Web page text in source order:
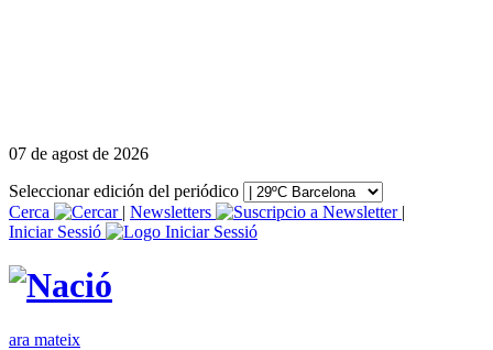
07 de agost de 2026
Seleccionar edición del periódico
Cerca
| Newsletters
|
Iniciar Sessió
ara mateix